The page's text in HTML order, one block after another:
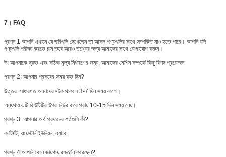
7। FAQ
প্রশ্ন 1 আপনি এখানে যে ছবিগুলি দেখেছেন তা আসল পণ্যগুলির সাথে সম্পর্কিত নাও হতে পারে। আপনি যদি
পণ্যগুলি পরীক্ষা করতে চান তবে আরও তথ্যের জন্য আমাদের সাথে যোগাযোগ করুন।
উ: আপনাকে দ্রুত এবং সঠিক মূল্য নির্ধারণের জন্য, আমাদের মেশিন সম্পর্কে কিছু বিশদ প্রয়োজন
প্রশ্ন 2: আপনার প্রসবের সময় কত দিন?
উত্তর: সাধারণত আমাদের স্টক থাকলে 3-7 দিন সময় লাগে।
অন্যথায় এটি কিউটিটির উপর নির্ভর করে প্রায় 10-15 দিন সময় নেয়।
প্রশ্ন 3: আপনার অর্থ প্রদানের শর্তগুলি কী?
ক:টি/টি, ওয়েস্টার্ন ইউনিয়ন, ব্যাংক
প্রশ্ন 4:আপনি কোন জায়গায় রফতানি করেছেন?